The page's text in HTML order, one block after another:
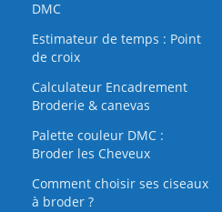
DMC
Estimateur de temps : Point
de croix
Calculateur Encadrement
Broderie & canevas
Palette couleur DMC :
Broder les Cheveux
Comment choisir ses ciseaux
à broder ?